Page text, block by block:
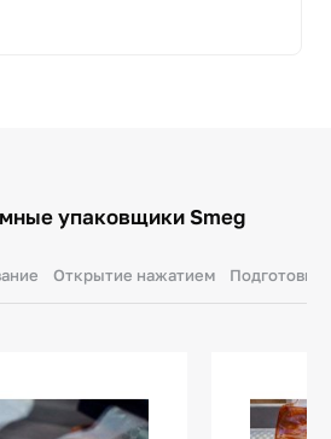
упаковщики Smeg
Открытие нажатием Подготовка